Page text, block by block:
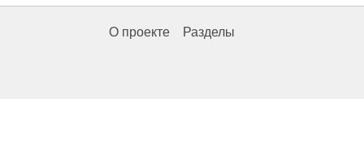
О проекте Разделы